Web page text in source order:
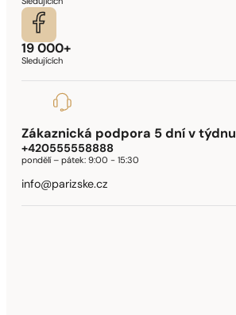
Sledujících
19 000+
Sledujících
Zákaznická podpora 5 dní v týdnu
+420555558888
pondělí – pátek:9:00 - 15:30
info@parizske.cz